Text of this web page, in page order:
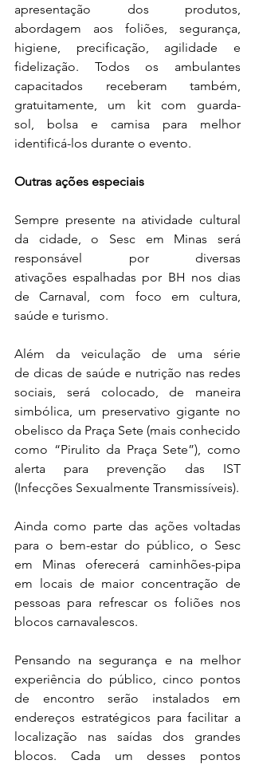
apresentação dos produtos,
abordagem aos foliões, segurança,
higiene, precificação, agilidade e
fidelização. Todos os ambulantes
capacitados receberam também,
gratuitamente, um kit com guarda-
sol, bolsa e camisa para melhor
identificá-los durante o evento.
Outras ações especiais
Sempre presente na atividade cultural
da cidade, o Sesc em Minas será
responsável por diversas
ativações espalhadas por BH nos dias
de Carnaval, com foco em cultura,
saúde e turismo.
Além da veiculação de uma série
de dicas de saúde e nutrição nas redes
sociais, será colocado, de maneira
simbólica, um preservativo gigante no
obelisco da Praça Sete (mais conhecido
como “Pirulito da Praça Sete”), como
alerta para prevenção das IST
(Infecções Sexualmente Transmissíveis).
Ainda como parte das ações voltadas
para o bem-estar do público, o Sesc
em Minas oferecerá caminhões-pipa
em locais de maior concentração de
pessoas para refrescar os foliões nos
blocos carnavalescos.
Pensando na segurança e na melhor
experiência do público, cinco pontos
de encontro serão instalados em
endereços estratégicos para facilitar a
localização nas saídas dos grandes
blocos. Cada um desses pontos